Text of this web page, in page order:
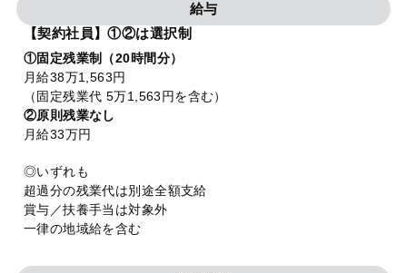
給与
【契約社員】①②は選択制
①固定残業制（20時間分）
月給38万1,563円
（固定残業代 5万1,563円を含む）
②原則残業なし
月給33万円
◎いずれも
超過分の残業代は別途全額支給
賞与／扶養手当は対象外
一律の地域給を含む